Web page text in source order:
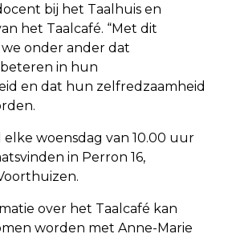
bij het Taalhuis en
het Taalcafé. “Met dit
onder ander dat
in hun
en dat hun zelfredzaamheid
elke woensdag van 10.00 uur
in Perron 16,
over het Taalcafé kan
worden met Anne-Marie